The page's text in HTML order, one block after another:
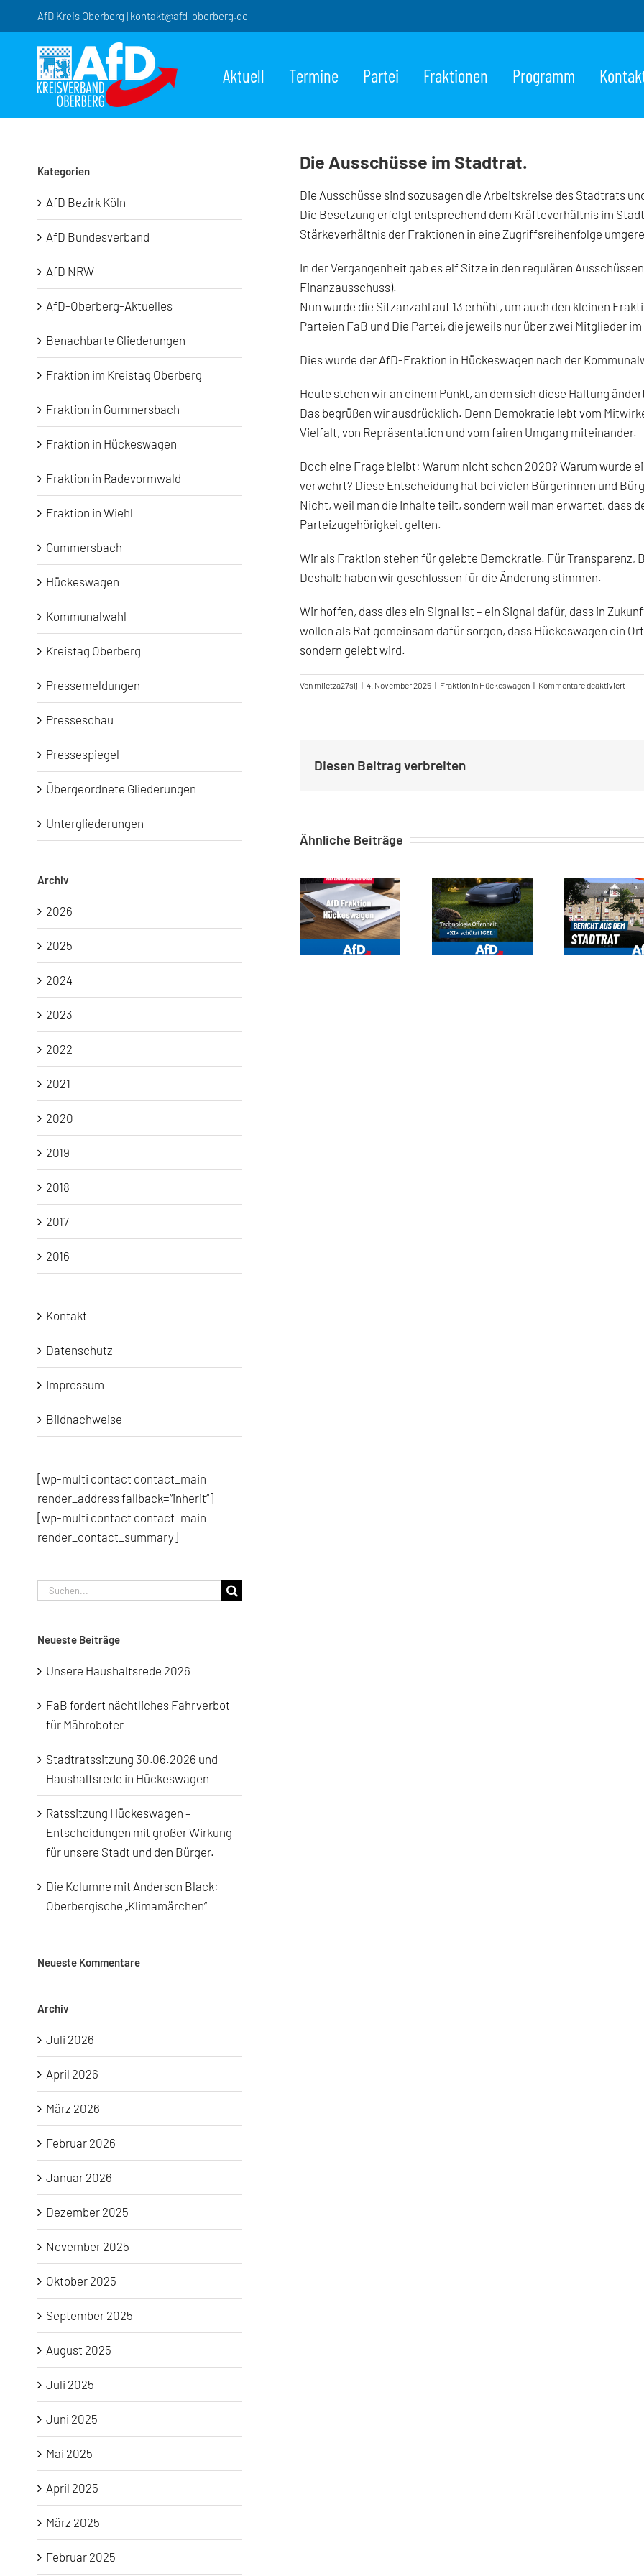
springen
AfD Kreis Oberberg | kontakt@afd-oberberg.de
Aktuell Termine Partei Fraktionen Programm
Die Ausschüsse im Stadtrat.
Die Ausschüsse sind sozusagen die Arbeitskreise des Stadtrats
Die Besetzung erfolgt entsprechend dem Kräfteverhältnis im
Stärkeverhältnis der Fraktionen in eine Zugriffsreihenfolge
In der Vergangenheit gab es elf Sitze in den regulären
Finanzausschuss).
Nun wurde die Sitzanzahl auf 13 erhöht, um auch den kleinen
Parteien FaB und Die Partei, die jeweils nur über zwei Mitglieder
Dies wurde der AfD-Fraktion in Hückeswagen nach der
Heute stehen wir an einem Punkt, an dem sich diese Haltung
Das begrüßen wir ausdrücklich. Denn Demokratie lebt vom
Vielfalt, von Repräsentation und vom fairen Umgang miteinander.
Doch eine Frage bleibt: Warum nicht schon 2020? Warum wurde
verwehrt? Diese Entscheidung hat bei vielen Bürgerinnen und
Nicht, weil man die Inhalte teilt, sondern weil man erwartet, dass
Parteizugehörigkeit gelten.
Wir als Fraktion stehen für gelebte Demokratie. Für Transparenz,
Deshalb haben wir geschlossen für die Änderung stimmen.
Wir hoffen, dass dies ein Signal ist – ein Signal dafür, dass in
wollen als Rat gemeinsam dafür sorgen, dass Hückeswagen ein
sondern gelebt wird.
Von mlietza27slj | 4. November 2025 | Fraktion in Hückeswagen | Kommentare deaktiviertfür
Die
Diesen Beitrag verbreiten
Ähnliche Beiträge
Kategorien
AfD Bezirk Köln
AfD Bundesverband
AfD NRW
AfD-Oberberg-Aktuelles
Benachbarte Gliederungen
Fraktion im Kreistag Oberberg
Fraktion in Gummersbach
Fraktion in Hückeswagen
Fraktion in Radevormwald
Fraktion in Wiehl
Gummersbach
Hückeswagen
Kommunalwahl
Kreistag Oberberg
Pressemeldungen
Presseschau
Pressespiegel
Übergeordnete Gliederungen
Untergliederungen
Archiv
2026
2025
2024
2023
2022
2021
2020
2019
2018
2017
2016
Kontakt
Datenschutz
Impressum
Bildnachweise
[wp-multi contact contact_main
render_address fallback=“inherit“]
[wp-multi contact contact_main
render_contact_summary]
Suche
Neueste Beiträge
Unsere Haushaltsrede 2026
FaB fordert nächtliches Fahrverbot
für Mähroboter
Stadtratssitzung 30.06.2026 und
Haushaltsrede in Hückeswagen
Ratssitzung Hückeswagen –
Entscheidungen mit großer Wirkung
für unsere Stadt und den Bürger.
Die Kolumne mit Anderson Black:
Oberbergische „Klimamärchen“
Neueste Kommentare
Archiv
Juli 2026
April 2026
März 2026
Februar 2026
Januar 2026
Dezember 2025
November 2025
Oktober 2025
September 2025
August 2025
Juli 2025
Juni 2025
Mai 2025
April 2025
März 2025
Februar 2025